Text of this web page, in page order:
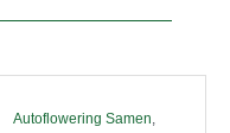
Autoflowering Samen,